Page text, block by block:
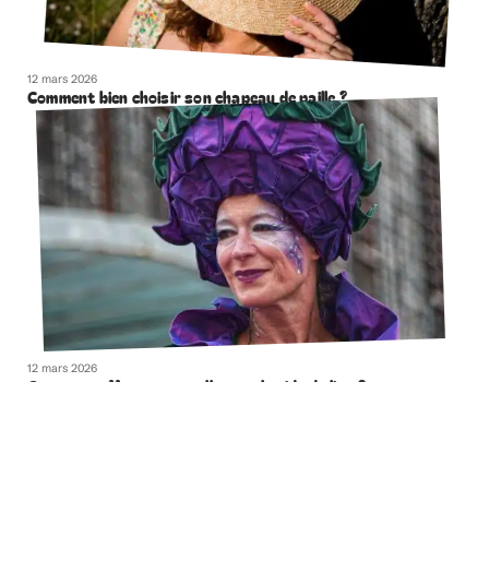
12 mars 2026
Comment bien choisir son chapeau de paille ?
12 mars 2026
Comment effacer naturellement la ride du lion ?